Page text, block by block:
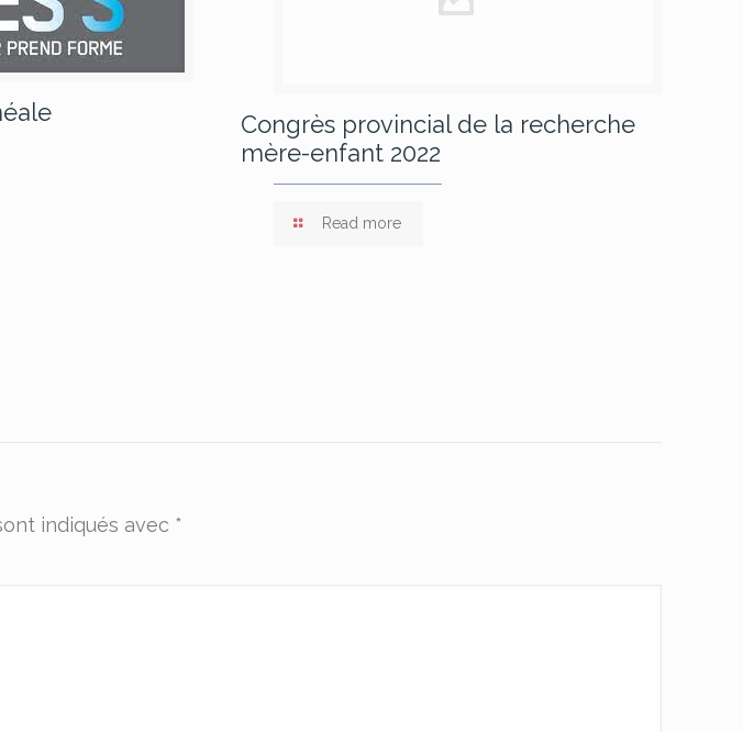
Congrès provincial de la recherche
mère-enfant 2022
Read more
indiqués avec *